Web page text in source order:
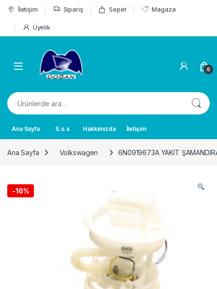
Skip to navigation
Skip to content
İletişim Sipariş Sepet Magaza
Üyelik
0
Ara:
Ana Sayfa S.s.s Hakkımızda İletişim
Ana Sayfa Volkswagen 6N0919673A YAKIT
-16%